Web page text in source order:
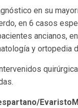
en su
en 6 casos
ancianos,
y ortopedia